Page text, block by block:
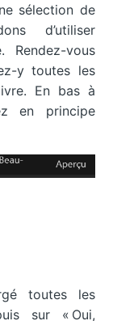
sélection de
d’utiliser
Rendez-vous
y toutes les
En bas à
en principe
toutes les
sur « Oui,